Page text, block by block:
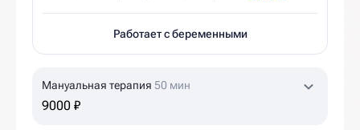
Работает с беременными
Мануальная терапия 50 мин
9000 ₽